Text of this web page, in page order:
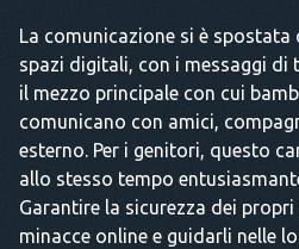
La comunicazione si è spostata
spazi digitali, con i messaggi di
il mezzo principale con cui
comunicano con amici,
esterno. Per i genitori, questo
allo stesso tempo
Garantire la sicurezza dei
minacce online e guidarli nelle